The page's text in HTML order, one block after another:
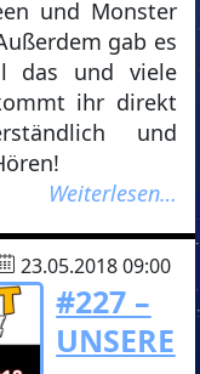
und Monster
gab es
das und viele
ihr direkt
und
Weiterlesen…
23.05.2018 09:00
#227 –
UNSERE